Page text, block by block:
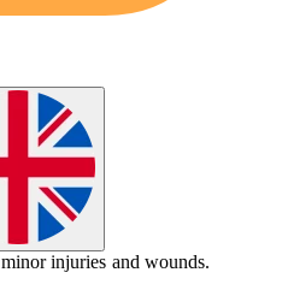
minor injuries and wounds.